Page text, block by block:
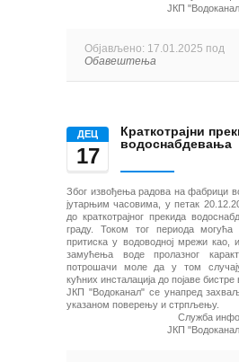
ЈКП
Објављено: 17.01.2025 под
Обавештења
ДЕЦ
17
Краткотрајни
водоснабдевања
Због извођења радова на фабрици
јутарњим часовима, у петак
до краткотрајног прекида
граду. Током тог периода могућа
притиска у водоводној мрежи као, и
замућења воде пролазног
потрошачи моле да у том
кућних инсталација до појаве бистре
ЈКП "Водоканал" се унапред
указаном поверењу и стрпљењу.
Служба
ЈКП